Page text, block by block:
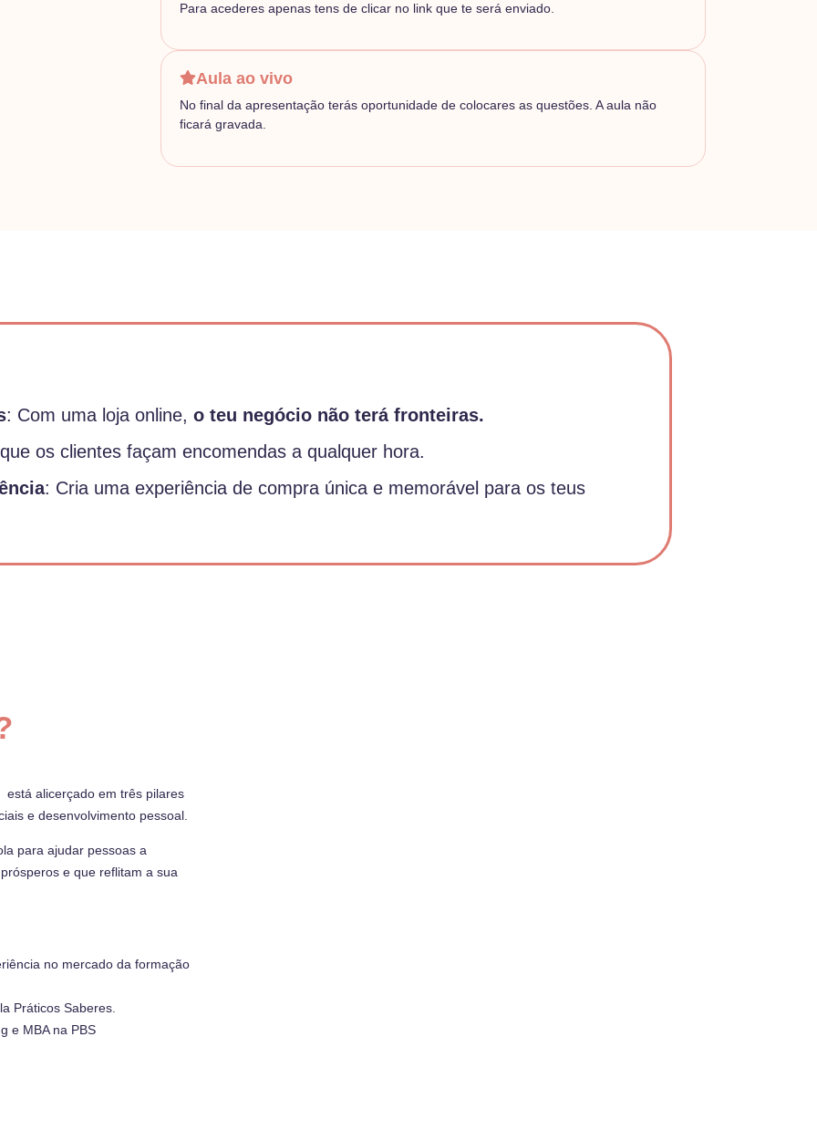
Para acederes apenas tens de clicar no link que te será enviado.
Aula ao vivo
No final da apresentação terás oportunidade de colocares as questões. A aula não
ficará gravada.
: Com uma loja online, o teu negócio não terá fronteiras.
os clientes façam encomendas a qualquer hora.
: Cria uma experiência de compra única e memorável para os teus
alicerçado em três pilares
e desenvolvimento pessoal.
para ajudar pessoas a
e que reflitam a sua
no mercado da formação
Práticos Saberes.
e MBA na PBS